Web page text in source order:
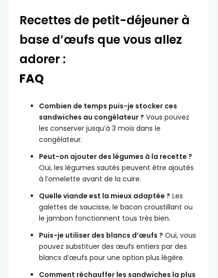
Recettes de petit-déjeuner à
base d’œufs que vous allez
adorer :
FAQ
Combien de temps puis-je stocker ces
sandwiches au congélateur ? Vous pouvez
les conserver jusqu’à 3 mois dans le
congélateur.
Peut-on ajouter des légumes à la recette ?
Oui, les légumes sautés peuvent être ajoutés
à l’omelette avant de la cuire.
Quelle viande est la mieux adaptée ? Les
galettes de saucisse, le bacon croustillant ou
le jambon fonctionnent tous très bien.
Puis-je utiliser des blancs d’œufs ? Oui, vous
pouvez substituer des œufs entiers par des
blancs d’œufs pour une option plus légère.
Comment réchauffer les sandwiches la plus